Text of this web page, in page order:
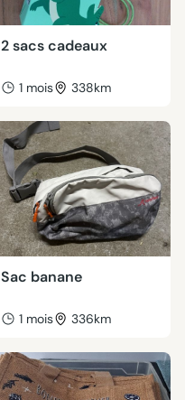
2 sacs cadeaux
1 mois 338km
Sac banane
1 mois 336km